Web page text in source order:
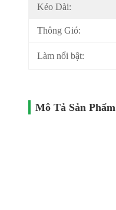
Kéo Dài:
Thông Gió:
Làm nổi bật:
Mô Tả Sản Phẩm